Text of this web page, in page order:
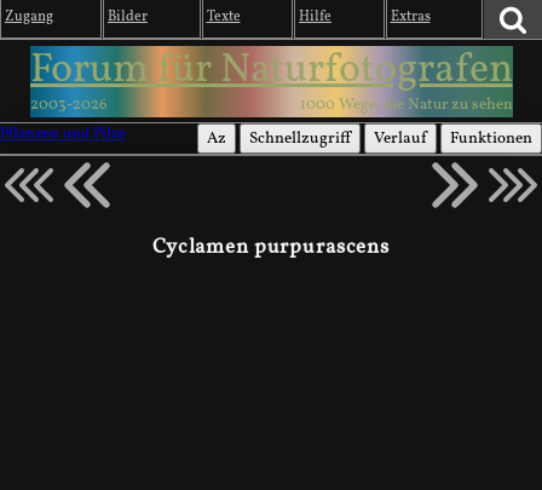
Zugang Bilder Texte Hilfe Extras
Forum für Naturfotografen
2003-2026
1000 Wege, die Natur zu sehen
Pflanzen und Pilze
Az Schnellzugriff Verlauf Funktionen
Cyclamen purpurascens